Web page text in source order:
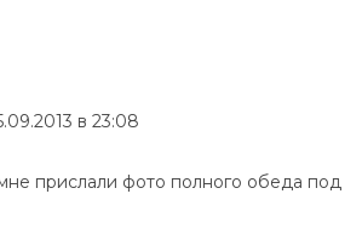
в 23:08
прислали фото полного обеда под